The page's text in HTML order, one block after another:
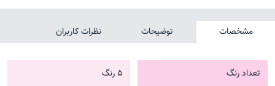
مشخصات توضیحات نظرات کاربران
تعداد رنگ 5 رنگ